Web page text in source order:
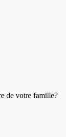
de votre famille?